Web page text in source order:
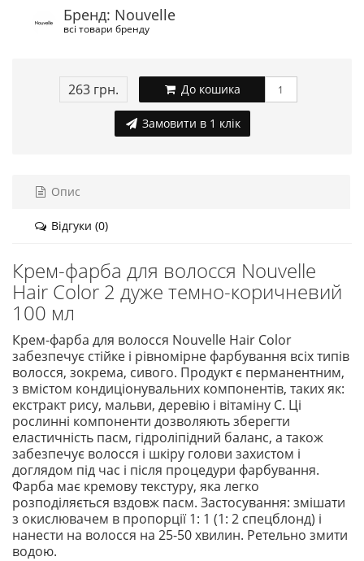
Бренд: Nouvelle
всі товари бренду
263 грн. До кошика
Замовити в 1 клік
Опис
Відгуки (0)
Крем-фарба для волосся Nouvelle
Hair Color 2 дуже темно-коричневий
100 мл
Крем-фарба для волосся Nouvelle Hair Color
забезпечує стійке і рівномірне фарбування всіх типів
волосся, зокрема, сивого. Продукт є перманентним,
з вмістом кондиціонувальних компонентів, таких як:
екстракт рису, мальви, деревію і вітаміну С. Ці
рослинні компоненти дозволяють зберегти
еластичність пасм, гідроліпідний баланс, а також
забезпечує волосся і шкіру голови захистом і
доглядом під час і після процедури фарбування.
Фарба має кремову текстуру, яка легко
розподіляється вздовж пасм. Застосування: змішати
з окислювачем в пропорції 1: 1 (1: 2 спецблонд) і
нанести на волосся на 25-50 хвилин. Ретельно змити
водою.